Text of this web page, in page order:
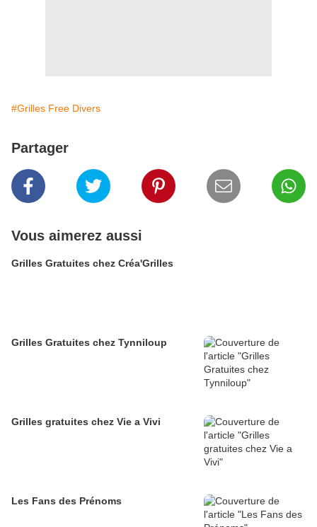
#Grilles Free Divers
Partager
Vous aimerez aussi
Grilles Gratuites chez Créa'Grilles
Grilles Gratuites chez Tynniloup
Grilles gratuites chez Vie a Vivi
Les Fans des Prénoms